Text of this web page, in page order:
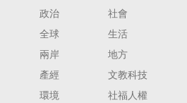
政治
社會
全球
生活
兩岸
地方
產經
文教科技
環境
社福人權